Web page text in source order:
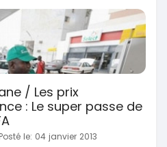
/ Les prix
: Le super passe de
le: 04 janvier 2013